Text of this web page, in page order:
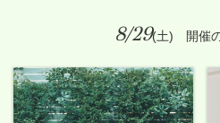
8/29(土) 開催